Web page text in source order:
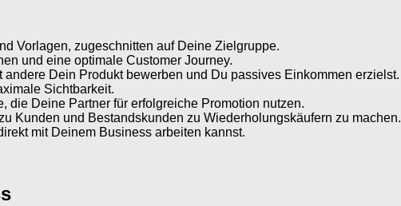
Vorlagen, zugeschnitten auf Deine Zielgruppe.
und eine optimale Customer Journey.
Dein Produkt bewerben und Du passives Einkommen erzielst.
Sichtbarkeit.
die Deine Partner für erfolgreiche Promotion nutzen.
Kunden und Bestandskunden zu Wiederholungskäufern zu machen.
mit Deinem Business arbeiten kannst.